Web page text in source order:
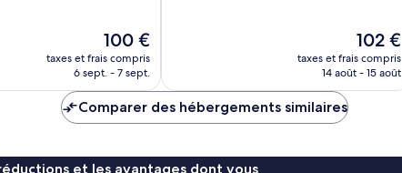
Le
nouveau
prix
de
100 €
100 €
taxes et frais compris
6 sept. - 7 sept.
Le
nouveau
prix
102 €
taxes et frais compris
14 août - 15 août
Comparer des hébergements similaires
et les avantages dont vous